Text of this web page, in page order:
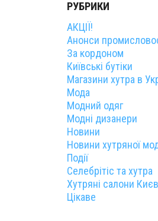
РУБРИКИ
АКЦІЇ!
Анонси
За кордоном
Київські бутіки
Магазини хутра в
Мода
Модний одяг
Модні дизанери
Новини
Новини хутряної
Події
Селебрітіс та хутра
Хутряні салони
Цікаве